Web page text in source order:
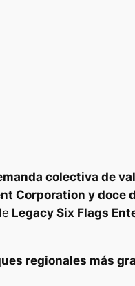
colectiva de
Corporation y doce
Legacy Six Flags
regionales más